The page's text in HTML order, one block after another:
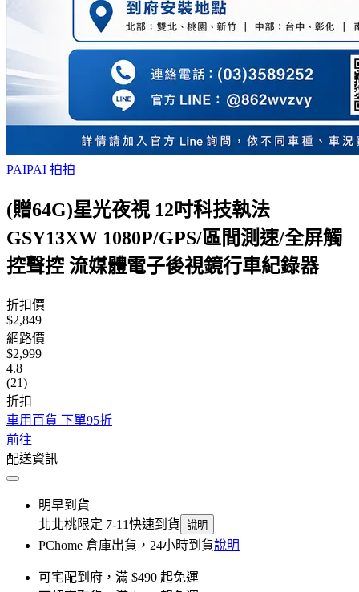
PAIPAI 拍拍
(贈64G)星光夜視 12吋科技執法
GSY13XW 1080P/GPS/區間測速/全屏觸
控聲控 流媒體電子後視鏡行車紀錄器
折扣價
$2,849
網路價
$2,999
4.8
(21)
折扣
車用百貨 下單95折
前往
配送資訊
明早到貨
北北桃限定 7-11快速到貨 說明
PChome 倉庫出貨，24小時到貨說明
可宅配到府，滿 $490 起免運